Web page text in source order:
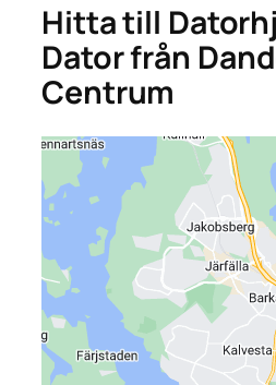
Hitta till
Dator från
Centrum